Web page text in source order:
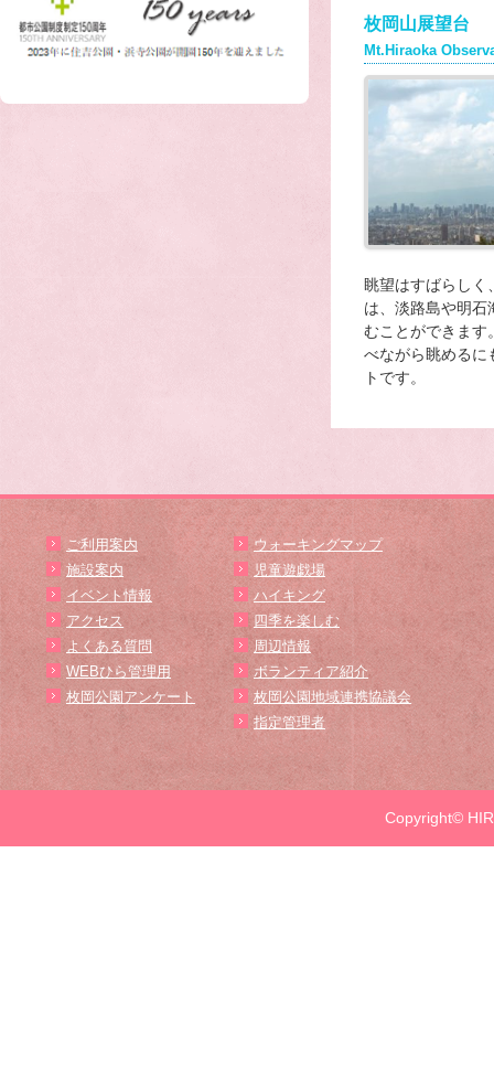
枚岡山展望台
Mt.Hiraoka
眺望はすばらしく
は、淡路島や明石
むことができます
べながら眺めるに
トです。
ご利用案内
施設案内
イベント情報
アクセス
よくある質問
WEBひら管理用
枚岡公園アンケート
ウォーキングマップ
児童遊戯場
ハイキング
四季を楽しむ
周辺情報
ボランティア紹介
枚岡公園地域連携協議会
指定管理者
Copyright©